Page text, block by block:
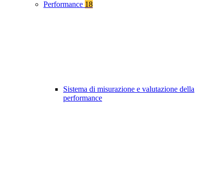
Performance 18
Sistema di misurazione e valutazione della
performance